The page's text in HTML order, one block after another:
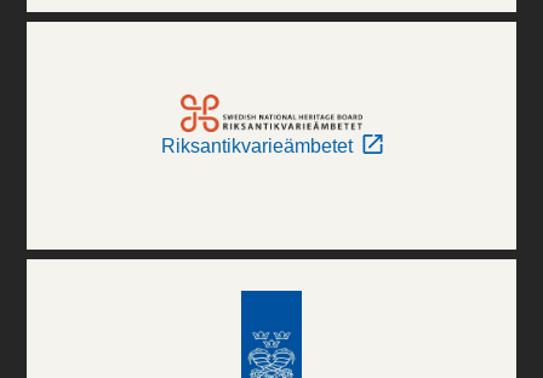
Riksantikvarieämbetet